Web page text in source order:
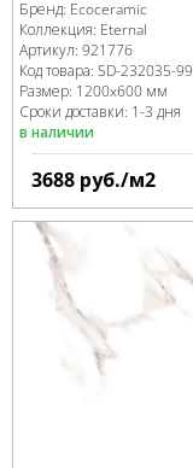
Бренд: Ecoceramic
Коллекция: Eternal
Артикул: 921776
Код товара: SD-232035-99
Размер: 1200x600 мм
Сроки доставки: 1-3 дня
в наличии
3688 руб./м2